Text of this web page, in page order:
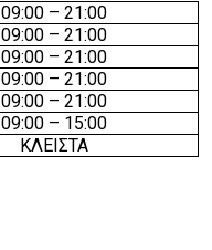
09:00 – 21:00
09:00 – 21:00
09:00 – 21:00
09:00 – 21:00
09:00 – 21:00
09:00 – 15:00
ΚΛΕΙΣΤΑ